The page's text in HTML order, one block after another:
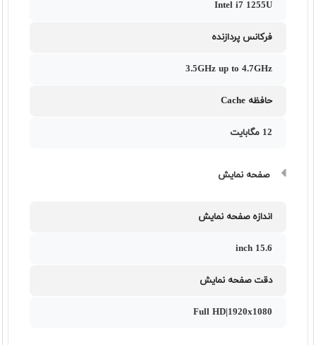
Intel i7 1255U
فرکانس پردازنده
3.5GHz up to 4.7GHz
حافظه Cache
12 مگابایت
صفحه نمایش
اندازه صفحه نمایش
15.6 inch
دقت صفحه نمایش
Full HD|1920x1080